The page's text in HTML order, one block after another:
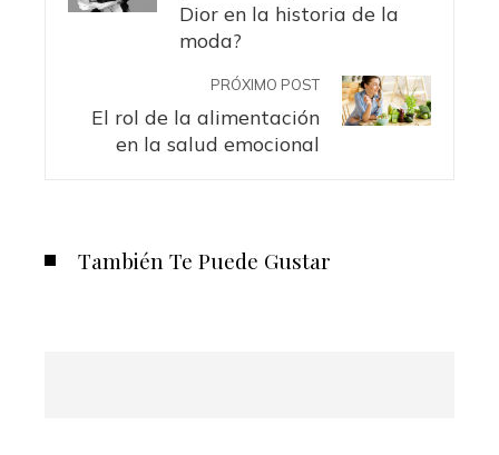
Dior en la historia de la
moda?
PRÓXIMO POST
El rol de la alimentación
en la salud emocional
También Te Puede Gustar